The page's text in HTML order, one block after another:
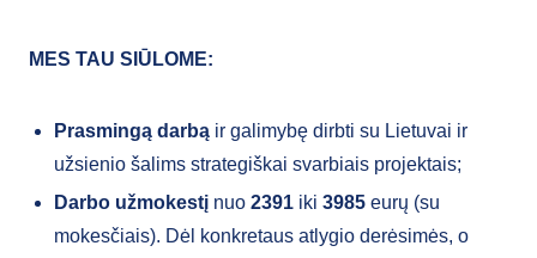
MES TAU SIŪLOME:
Prasmingą darbą ir galimybę dirbti su Lietuvai ir
užsienio šalims strategiškai svarbiais projektais;
Darbo užmokestį nuo 2391 iki 3985 eurų (su
mokesčiais). Dėl konkretaus atlygio derėsimės, o